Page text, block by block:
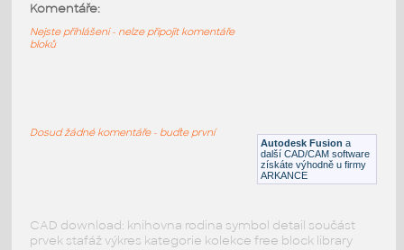
F3D Ocel
Autodesk Fusion a
další CAD/CAM software
získáte výhodně u firmy
ARKANCE
Komentáře:
Nejste přihlášeni - nelze připojit komentáře
bloků
Dosud žádné komentáře - buďte první
CAD download: knihovna rodina symbol detail součást
prvek stafáž výkres kategorie kolekce free block library